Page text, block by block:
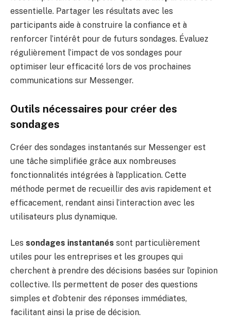
essentielle. Partager les résultats avec les
participants aide à construire la confiance et à
renforcer l’intérêt pour de futurs sondages. Évaluez
régulièrement l’impact de vos sondages pour
optimiser leur efficacité lors de vos prochaines
communications sur Messenger.
Outils nécessaires pour créer des
sondages
Créer des sondages instantanés sur Messenger est
une tâche simplifiée grâce aux nombreuses
fonctionnalités intégrées à l’application. Cette
méthode permet de recueillir des avis rapidement et
efficacement, rendant ainsi l’interaction avec les
utilisateurs plus dynamique.
Les sondages instantanés sont particulièrement
utiles pour les entreprises et les groupes qui
cherchent à prendre des décisions basées sur l’opinion
collective. Ils permettent de poser des questions
simples et d’obtenir des réponses immédiates,
facilitant ainsi la prise de décision.